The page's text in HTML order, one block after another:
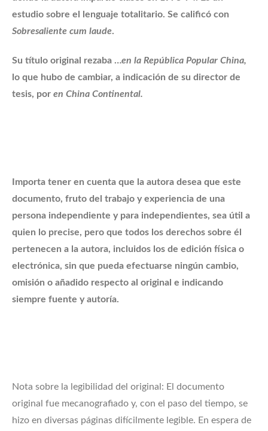
estudio sobre el lenguaje totalitario. Se calificó con
Sobresaliente cum laude.
Su título original rezaba …en la República Popular China,
lo que hubo de cambiar, a indicación de su director de
tesis, por en China Continental.
Importa tener en cuenta que la autora desea que este
documento, fruto del trabajo y experiencia de una
persona independiente y para independientes, sea útil a
quien lo precise, pero que todos los derechos sobre él
pertenecen a la autora, incluidos los de edición física o
electrónica, sin que pueda efectuarse ningún cambio,
omisión o añadido respecto al original e indicando
siempre fuente y autoría.
Nota sobre la legibilidad del original: El documento
original fue mecanografiado y, con el paso del tiempo, se
hizo en diversas páginas difícilmente legible. En espera de